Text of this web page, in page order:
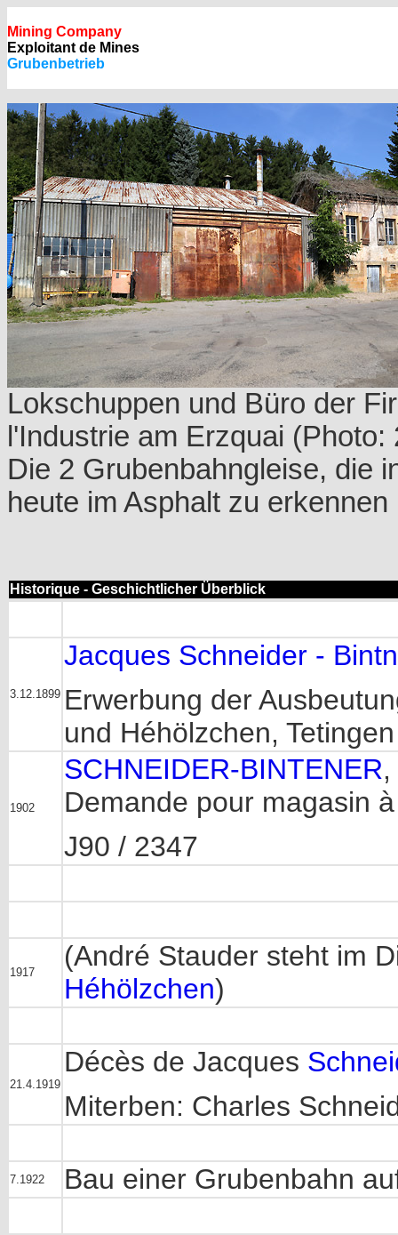
Mining Company
Exploitant de Mines
Grubenbetrieb
Lokschuppen und Büro der
l'Industrie am Erzquai
Die 2 Grubenbahngleise, die
heute im Asphalt zu erkennen
Historique - Geschichtlicher Überblick
3.12.1899
Jacques Schneider -
Erwerbung der
und Héhölzchen,
1902
SCHNEIDER-BINTENER
Demande pour magasin
J90 / 2347
1917
(André Stauder steht im
Héhölzchen)
21.4.1919
Décès de Jacques
Miterben: Charles
7.1922 Bau einer Grubenbahn